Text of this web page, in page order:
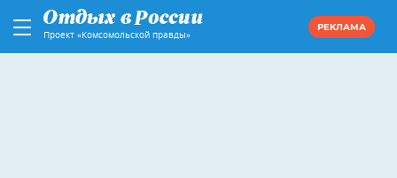
Проект «Комсомольской правды»
РЕКЛАМА